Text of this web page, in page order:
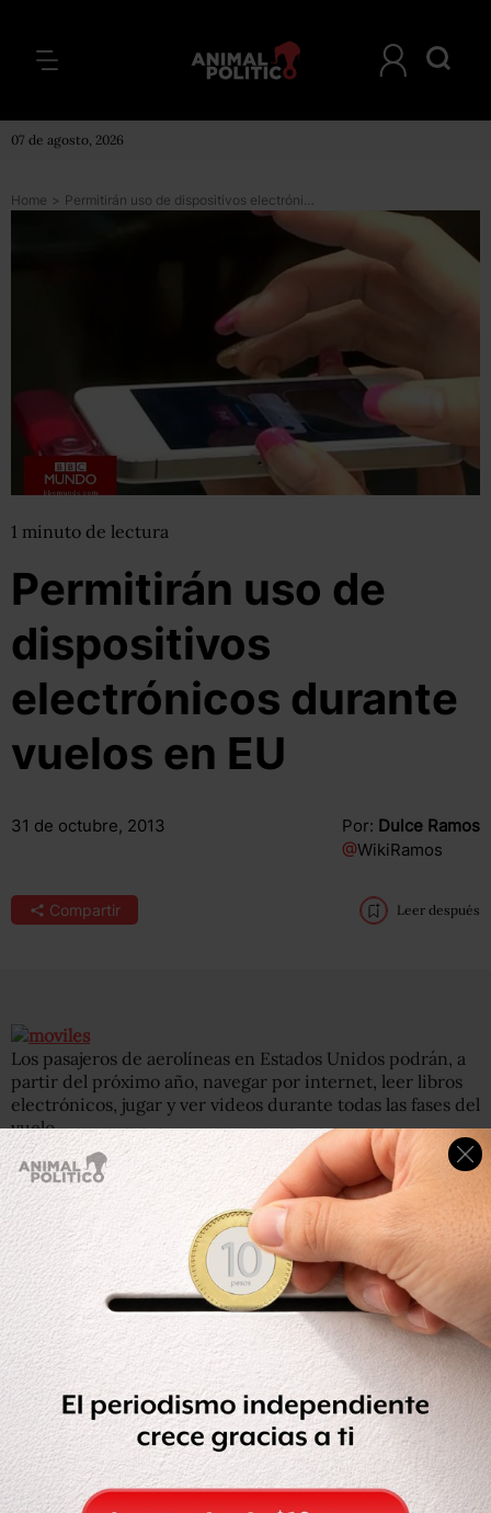
07 de agosto, 2026
Home > Permitirán uso de dispositivos electrónicos durante vuelos en EU
1 minuto de lectura
Permitirán uso de
dispositivos
electrónicos durante
vuelos en EU
31 de octubre, 2013 Por: Dulce Ramos
@WikiRamos
Compartir Leer después
Los pasajeros de aerolíneas en Estados Unidos podrán, a
partir del próximo año, navegar por internet, leer libros
electrónicos, jugar y ver videos durante todas las fases del
vuelo.
[contextly_sidebar
id=”946b222637898e2c29a9410a0ed67be8″]Así lo anunció
la Administración Federal de Aviación (FAA, por sus siglas
en inglés) al cambiar las reglas de seguridad sobr el uso
de dispositivos electrónicos.
Algunas prohibiciones se mantendrán vigentes, como el
uso de teléfonos móviles para comunicaciones de voz
durante el vuelo.
Las nuevas reglas sólo se aplicarán en los aviones que
cumplan con ciertos criterios para proteger a la aeronave
de interferencia electrónica.